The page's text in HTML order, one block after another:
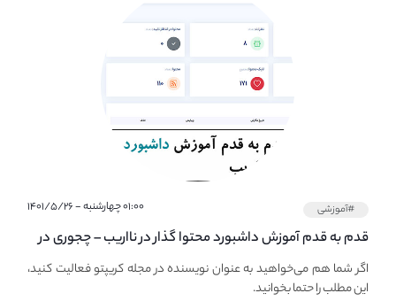
#آموزشی ۰۱:۰۰ چهارشنبه - ۱۴۰۱/۵/۲۶
قدم به قدم آموزش داشبورد محتوا گذار در نااریب – چجوری در
نااریب محتوا بگذاریم؟
اگر شما هم می‌خواهید به عنوان نویسنده در مجله کریپتو فعالیت کنید،
این مطلب را حتما بخوانید.